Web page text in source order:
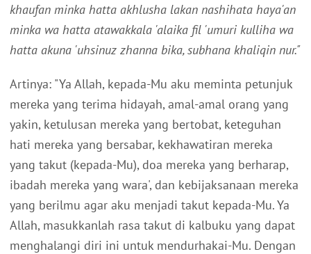
khaufan minka hatta akhlusha lakan nashihata haya'an
minka wa hatta atawakkala 'alaika fil 'umuri kulliha wa
hatta akuna 'uhsinuz zhanna bika, subhana khaliqin nur."
Artinya: "Ya Allah, kepada-Mu aku meminta petunjuk
mereka yang terima hidayah, amal-amal orang yang
yakin, ketulusan mereka yang bertobat, keteguhan
hati mereka yang bersabar, kekhawatiran mereka
yang takut (kepada-Mu), doa mereka yang berharap,
ibadah mereka yang wara', dan kebijaksanaan mereka
yang berilmu agar aku menjadi takut kepada-Mu. Ya
Allah, masukkanlah rasa takut di kalbuku yang dapat
menghalangi diri ini untuk mendurhakai-Mu. Dengan